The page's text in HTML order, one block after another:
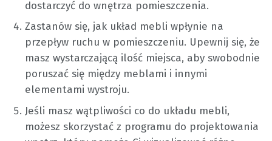
dostarczyć do wnętrza pomieszczenia.
Zastanów się, jak układ mebli wpłynie na
przepływ ruchu w pomieszczeniu. Upewnij się, że
masz wystarczającą ilość miejsca, aby swobodnie
poruszać się między meblami i innymi
elementami wystroju.
Jeśli masz wątpliwości co do układu mebli,
możesz skorzystać z programu do projektowania